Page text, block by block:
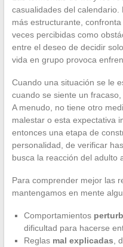
casualidades del calendario.
más estructurante,
veces percibidas como
entre el deseo de decidir
vida en grupo provoca
Cuando una situación se le
cuando se siente un fracaso,
A menudo, no tiene otro
malestar o esta expectativa
entonces una etapa de
personalidad, de verificar
busca la reacción del adulto
Para comprender mejor las
mantengamos en mente
Comportamientos
dificultad para hacerse
Reglas mal explicadas ,